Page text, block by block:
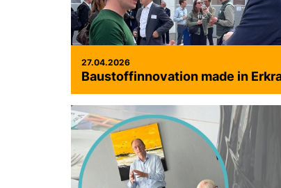
27.04.2026
Baustoffinnovation made in